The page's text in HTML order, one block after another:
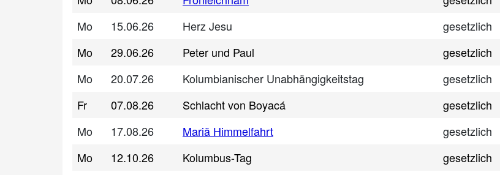
Mo
15.06.26 Herz Jesu
gesetzlich
Mo
29.06.26 Peter und Paul
gesetzlich
Mo
20.07.26 Kolumbianischer Unabhängigkeitstag
gesetzlich
Fr
07.08.26 Schlacht von Boyacá
gesetzlich
Mo
17.08.26 Mariä Himmelfahrt
gesetzlich
Mo
12.10.26 Kolumbus-Tag
gesetzlich